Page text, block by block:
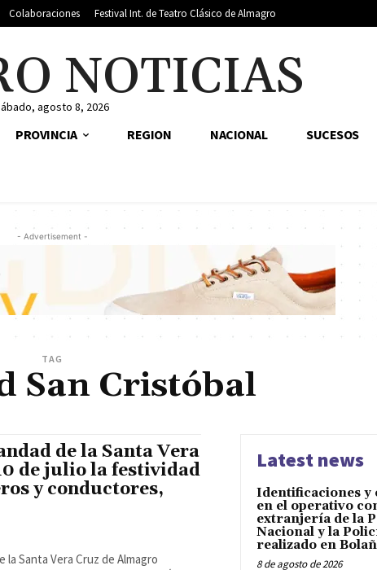
Colaboraciones Festival Int. de Teatro Clásico de Almagro
NOTICIAS
agosto 8, 2026
PROVINCIA REGION NACIONAL SUCESOS
- Advertisement -
TAG
San Cristóbal
de la Santa Vera
de julio la festividad
y conductores,
la Santa Vera Cruz de Almagro
Latest news
Identificaciones y
en el operativo
extranjería de la
Nacional y la
realizado en
8 de agosto de 2026